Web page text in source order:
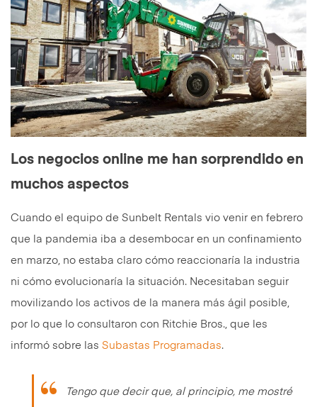
Los negocios online me han sorprendido en
muchos aspectos
Cuando el equipo de Sunbelt Rentals vio venir en febrero
que la pandemia iba a desembocar en un confinamiento
en marzo, no estaba claro cómo reaccionaría la industria
ni cómo evolucionaría la situación. Necesitaban seguir
movilizando los activos de la manera más ágil posible,
por lo que lo consultaron con Ritchie Bros., que les
informó sobre las Subastas Programadas.
Tengo que decir que, al principio, me mostré